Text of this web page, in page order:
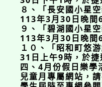
８、「長安國小星
113年3月30日晚間
９、「碧湖國小星
113年3月30日晚間
１０、「昭和町悠
31日上午9時，於捷
四、4月份假日樂
兒童月專屬網站，